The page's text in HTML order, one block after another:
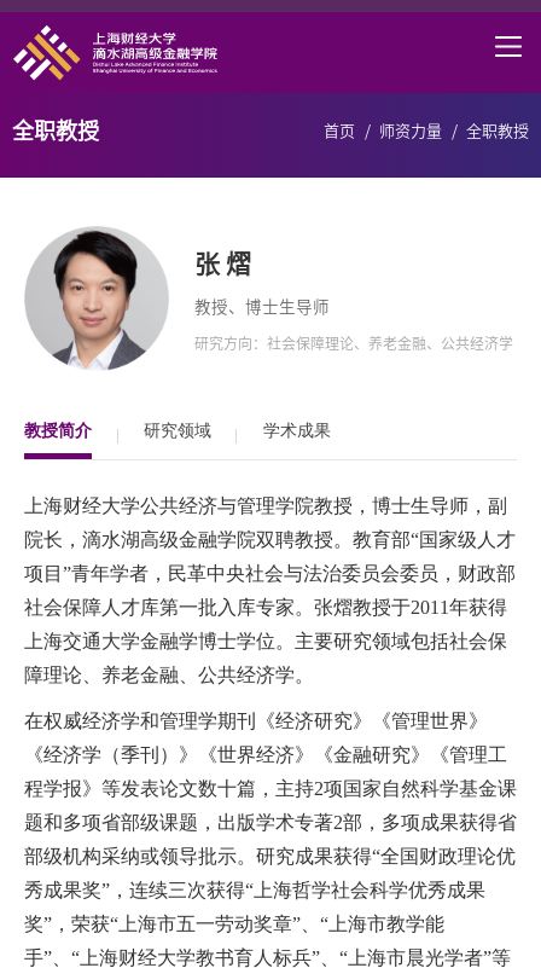
首页
学术研究
职业发展
DAFI招聘
研究中心
EN
地址：上海市浦东新区海基六路99号创新魔坊三期2号楼
邮编：201306
首页 / 师资力量 / 全职教授
全职教授
张 熠
教授、博士生导师
研究方向：社会保障理论、养老金融、公共经济学
教授简介 研究领域 学术成果
上海财经大学公共经济与管理学院教授，博士生导师，副
院长 ，滴水湖高级金融学院双聘教授。教育部“国家级人才
项目 ”青年学者，民革中央社会与法治委员会委员，财政部
社会保障人才库第一批入库专家。张熠教授于2011年获得
上海交通大学金融学博士学位。 主要研究领域包括社会保
障理论、养老金融、公共经济学。
在权威经济学和管理学期刊《经济研究》《管理世界》
《经济学（季刊）》《世界经济》《金融研究》《管理工
程学报》等发表论文数十篇，主持2项国家自然科学基金课
题和多项省部级课题，出版学术专著2部，多项成果获得省
部级机构采纳或领导批示。研究成果获得“全国财政理论优
秀成果奖” ，连续三次获得“ 上海哲学社会科学优秀成果
奖” ，荣获“ 上海市五一劳动奖章” “ 上海市教学能
手” “ 上海财经大学教书育人标兵” “ 上海市晨光学者”等